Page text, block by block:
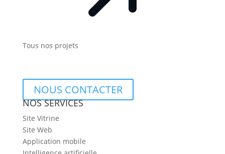
Tous nos projets
NOUS CONTACTER
NOS SERVICES
Site Vitrine
Site Web
Application mobile